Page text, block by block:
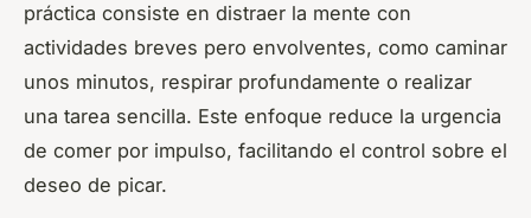
práctica consiste en distraer la mente con
actividades breves pero envolventes, como caminar
unos minutos, respirar profundamente o realizar
una tarea sencilla. Este enfoque reduce la urgencia
de comer por impulso, facilitando el control sobre el
deseo de picar.